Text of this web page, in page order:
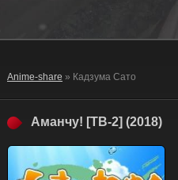
Anime-share » Кадзума Сато
Аманчу! [ТВ-2] (2018)